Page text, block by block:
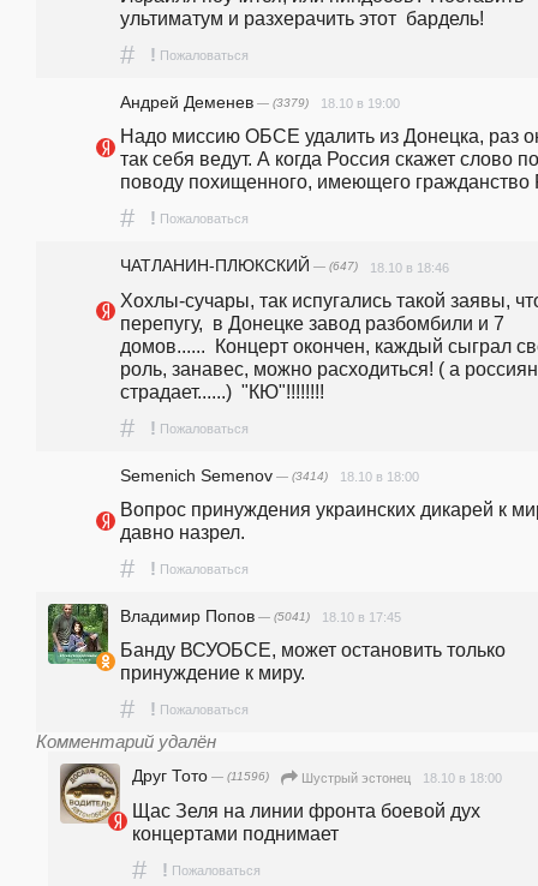
ультиматум и разхерачить этот  бардель!
# ! Пожаловаться
Андрей Деменев — (3379) 18.10 в 19:00
Надо миссию ОБСЕ удалить из Донецка, раз
так себя ведут. А когда Россия скажет слово по
поводу похищенного, имеющего
# ! Пожаловаться
ЧАТЛАНИН-ПЛЮКСКИЙ — (647) 18.10 в 18:46
Хохлы-сучары, так испугались такой заявы,
перепугу,  в Донецке завод разбомбили и 7
домов......  Концерт окончен, каждый сыграл
роль, занавес, можно расходиться! ( а
страдает......)  "КЮ"!!!!!!!!
# ! Пожаловаться
Semenich Semenov — (3414) 18.10 в 18:00
Вопрос принуждения украинских дикарей к
давно назрел.
# ! Пожаловаться
Владимир Попов — (5041) 18.10 в 17:45
Банду ВСУОБСЕ, может остановить только
принуждение к миру.
# ! Пожаловаться
Комментарий удалён
Друг Тото — (11596) Шустрый эстонец 18.10 в 18:00
Щас Зеля на линии фронта боевой дух
концертами поднимает
# ! Пожаловаться